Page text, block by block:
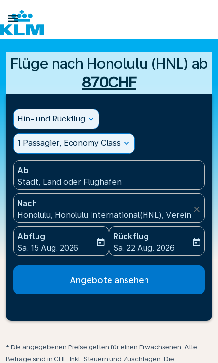

Flüge nach Honolulu (HNL) ab
870CHF
Hin- und Rückflug expand_more
1 Passagier, Economy Class expand_more
Ab
Stadt, Land oder Flughafen
Nach
Honolulu, Honolulu International(HNL), Vereinigte
close
Abflug
fc-booking-departure-date-aria-label
Sa. 15 Aug. 2026
today
Rückflug
fc-booking-return-date-
Sa. 22 Aug. 2026
today
Angebote ansehen
* Die angegebenen Preise gelten für einen Erwachsenen. Alle
Beträge sind in CHF. Inkl. Steuern und Zuschlägen. Die